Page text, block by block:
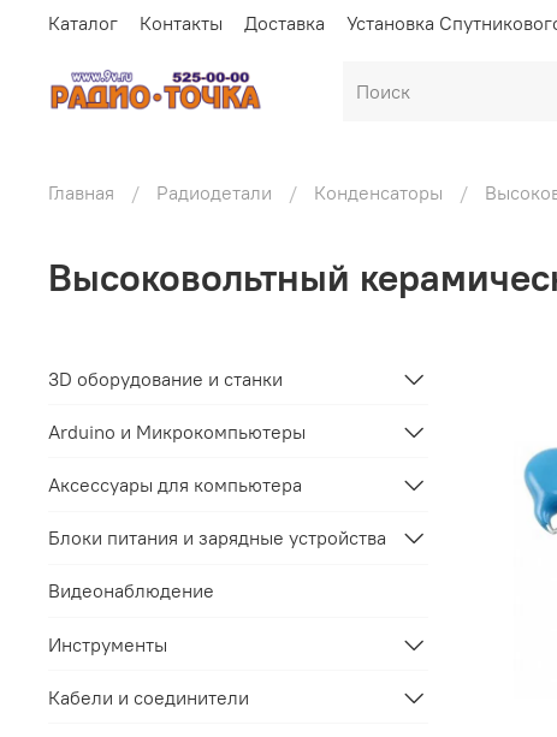
Каталог Контакты Доставка Установка
Главная Радиодетали Конденсаторы
Высоковольтный
3D оборудование и станки
Arduino и Микрокомпьютеры
Аксессуары для компьютера
Блоки питания и зарядные устройства
Видеонаблюдение
Инструменты
Кабели и соединители